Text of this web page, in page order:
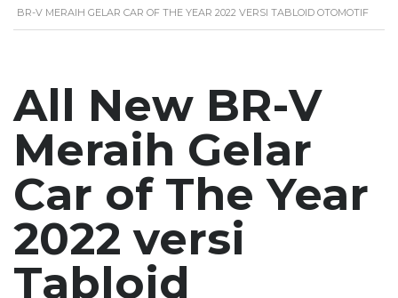
BR-V MERAIH GELAR CAR OF THE YEAR 2022 VERSI TABLOID OTOMOTIF
All New BR-V
Meraih Gelar
Car of The Year
2022 versi
Tabloid